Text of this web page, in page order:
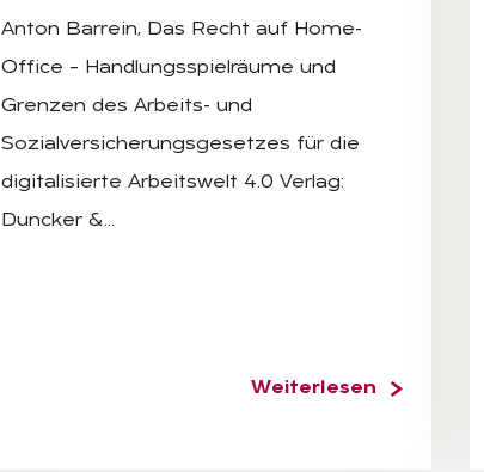
Anton Barrein, Das Recht auf Home-
Office – Handlungsspielräume und
Grenzen des Arbeits- und
Sozialversicherungsgesetzes für die
digitalisierte Arbeitswelt 4.0 Verlag:
Duncker &…
Weiterlesen